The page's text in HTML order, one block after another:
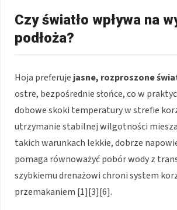
Czy światło wpływa na
podłoża?
Hoja preferuje jasne, rozproszone
ostre, bezpośrednie słońce, co w
dobowe skoki temperatury w strefie
utrzymanie stabilnej wilgotności
takich warunkach lekkie, dobrze
pomaga równoważyć pobór wody z
szybkiemu drenażowi chroni system
przemakaniem [1][3][6].